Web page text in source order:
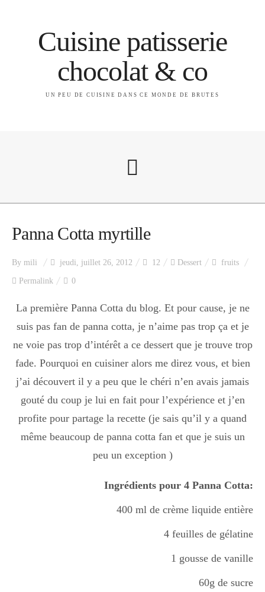
Cuisine patisserie
chocolat & co
UN PEU DE CUISINE DANS CE MONDE DE BRUTES
A propos
Index des recettes
Catégories
Entrée
plats
Panna Cotta myrtille
By mili jeudi, juillet 26, 2012 12 Dessert fruits
Permalink 0
La première Panna Cotta du blog. Et pour cause, je ne
suis pas fan de panna cotta, je n’aime pas trop ça et je
ne voie pas trop d’intérêt a ce dessert que je trouve trop
fade. Pourquoi en cuisiner alors me direz vous, et bien
j’ai découvert il y a peu que le chéri n’en avais jamais
gouté du coup je lui en fait pour l’expérience et j’en
profite pour partage la recette (je sais qu’il y a quand
même beaucoup de panna cotta fan et que je suis un
peu un exception )
Ingrédients pour 4 Panna Cotta:
400 ml de crème liquide entière
4 feuilles de gélatine
1 gousse de vanille
60g de sucre